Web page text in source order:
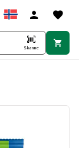
Skanne